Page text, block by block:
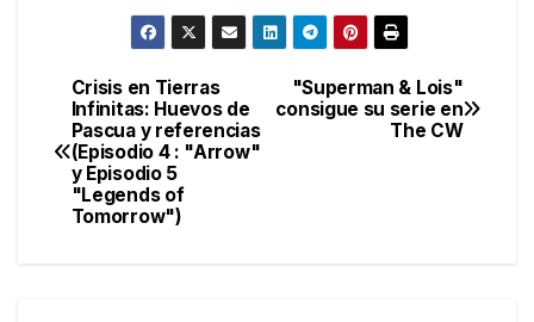
e
b
o
o
k
itt
er
e
gr
a
m
m
ar
tir
Navegación
de
entradas
"Superman & Lois"
consigue su serie en
The CW
Crisis en Tierras
Infinitas: Huevos de
Pascua y referencias
(Episodio 4 : "Arrow"
y Episodio 5
"Legends of
Tomorrow")